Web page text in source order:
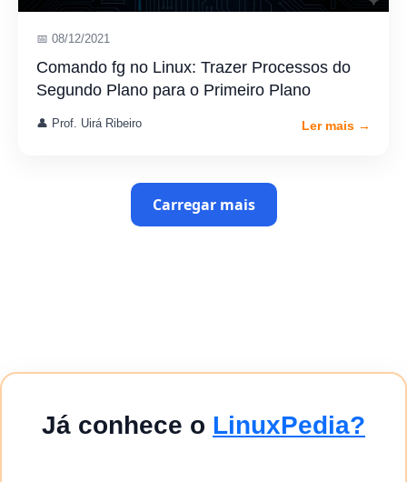
📅 08/12/2021
Comando fg no Linux: Trazer Processos do
Segundo Plano para o Primeiro Plano
👤 Prof. Uirá Ribeiro Ler mais →
Carregar mais
Já conhece o LinuxPedia?